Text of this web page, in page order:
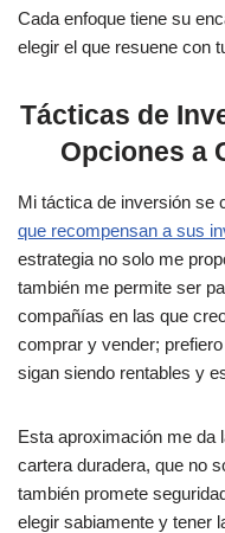
Cada enfoque tiene su
elegir el que resuene con
Tácticas de
Opciones a
Mi táctica de inversión se
que recompensan a sus
estrategia no solo me
también me permite ser
compañías en las que
comprar y vender;
sigan siendo rentables y
Esta aproximación me da
cartera duradera, que no
también promete
elegir sabiamente y tener